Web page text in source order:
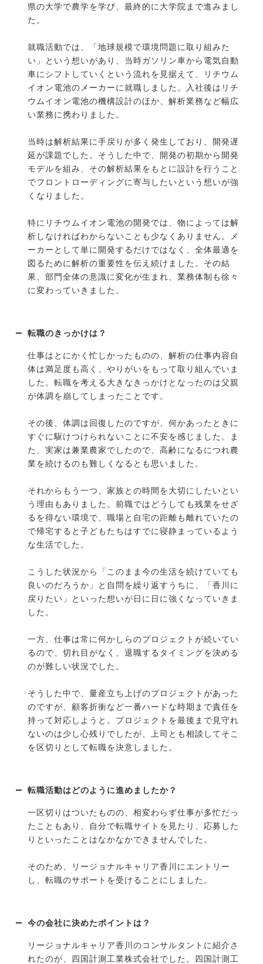
県の大学で農学を学び、最終的に大学院まで進みまし
た。
就職活動では、「地球規模で環境問題に取り組みた
い」という想いがあり、当時ガソリン車から電気自動
車にシフトしていくという流れを見据えて、リチウム
イオン電池のメーカーに就職しました。入社後はリチ
ウムイオン電池の機構設計のほか、解析業務など幅広
い業務に携わりました。
当時は解析結果に手戻りが多く発生しており、開発遅
延が課題でした。そうした中で、開発の初期から開発
モデルを組み、その解析結果をもとに設計を行うこと
でフロントローディングに寄与したいという想いが強
くなりました。
特にリチウムイオン電池の開発では、物によっては解
析しなければわからないことも少なくありません。メ
ーカーとして単に開発するだけではなく、全体最適を
図るために解析の重要性を伝え続けました。その結
果、部門全体の意識に変化が生まれ、業務体制も徐々
に変わっていきました。
転職のきっかけは？
仕事はとにかく忙しかったものの、解析の仕事内容自
体は満足度も高く、やりがいをもって取り組んでいま
した。転職を考える大きなきっかけとなったのは父親
が体調を崩してしまったことです。
その後、体調は回復したのですが、何かあったときに
すぐに駆けつけられないことに不安を感じました。ま
た、実家は兼業農家でしたので、高齢になるにつれ農
業を続けるのも難しくなるとも思いました。
それからもう一つ、家族との時間を大切にしたいとい
う理由もありました。前職ではどうしても残業をせざ
るを得ない環境で、職場と自宅の距離も離れていたの
で帰宅すると子どもたちはすでに寝静まっているよう
な生活でした。
こうした状況から「このまま今の生活を続けていても
良いのだろうか」と自問を繰り返すうちに、「香川に
戻りたい」といった想いが日に日に強くなっていきま
した。
一方、仕事は常に何かしらのプロジェクトが続いてい
るので、切れ目がなく、退職するタイミングを決める
のが難しい状況でした。
そうした中で、量産立ち上げのプロジェクトがあった
のですが、顧客折衝など一番ハードな時期まで責任を
持って対応しようと。プロジェクトを最後まで見守れ
ないのは少し心残りでしたが、上司とも相談してそこ
を区切りとして転職を決意しました。
転職活動はどのように進めましたか？
一区切りはついたものの、相変わらず仕事が多忙だっ
たこともあり、自分で転職サイトを見たり、応募した
りといったことはなかなかできませんでした。
そのため、リージョナルキャリア香川にエントリー
し、転職のサポートを受けることにしました。
今の会社に決めたポイントは？
リージョナルキャリア香川のコンサルタントに紹介さ
れたのが、四国計測工業株式会社でした。四国計測工